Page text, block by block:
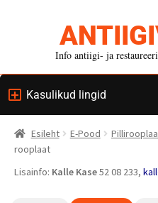
Info antiigi- ja
Kasulikud lingid
Esileht E-Pood
rooplaat
Lisainfo: Kalle Kase52 08 233,